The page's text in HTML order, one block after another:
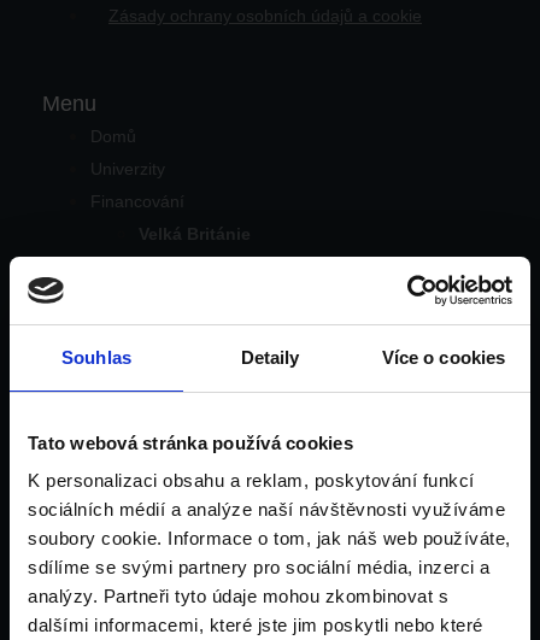
Souhlas Detaily Více o cookies
Tato webová stránka používá cookies
K personalizaci obsahu a reklam, poskytování funkcí
sociálních médií a analýze naší návštěvnosti využíváme
soubory cookie. Informace o tom, jak náš web používáte,
sdílíme se svými partnery pro sociální média, inzerci a
analýzy. Partneři tyto údaje mohou zkombinovat s
dalšími informacemi, které jste jim poskytli nebo které
Zásady ochrany osobních údajů a cookie
Menu
Domů
Univerzity
Financování
Velká Británie
Pro rodiče
Pro pedagogy
Tým
Financování
Velká Británie
Irsko